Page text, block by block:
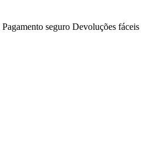
Pagamento seguro Devoluções fáceis